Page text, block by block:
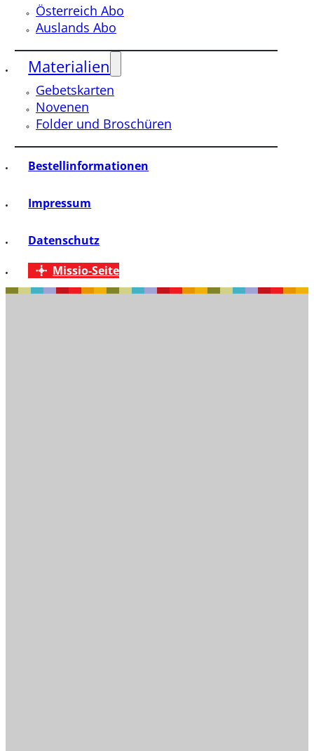
Österreich Abo
Auslands Abo
Materialien
Gebetskarten
Novenen
Folder und Broschüren
Bestellinformationen
Impressum
Datenschutz
Missio-Seite